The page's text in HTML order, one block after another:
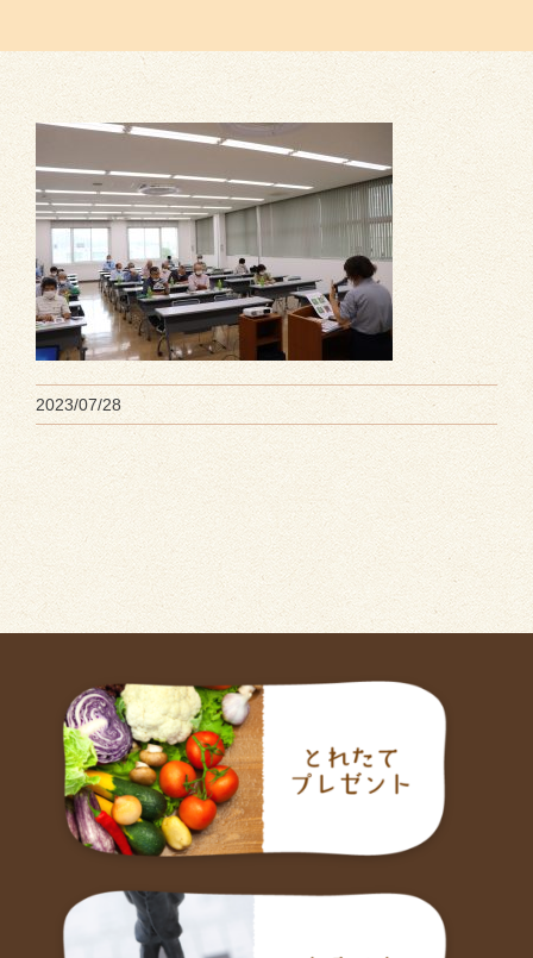
2023/07/28